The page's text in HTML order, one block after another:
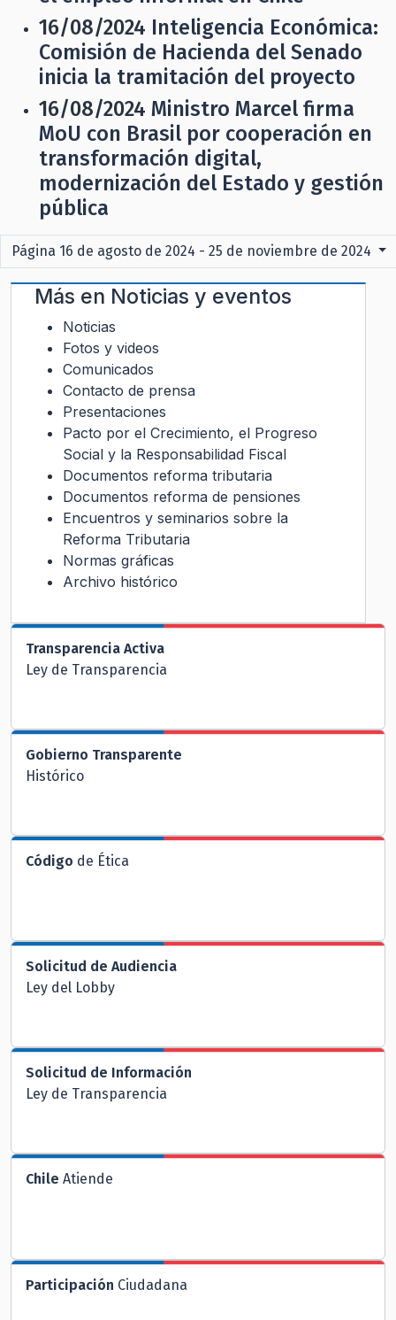
16/08/2024 Inteligencia Económica:
Comisión de Hacienda del Senado
inicia la tramitación del proyecto
16/08/2024 Ministro Marcel firma
MoU con Brasil por cooperación en
transformación digital,
modernización del Estado y gestión
pública
Página 16 de agosto de 2024 - 25 de noviembre de 2024
Más en Noticias y eventos
Noticias
Fotos y videos
Comunicados
Contacto de prensa
Presentaciones
Pacto por el Crecimiento, el Progreso
Social y la Responsabilidad Fiscal
Documentos reforma tributaria
Documentos reforma de pensiones
Encuentros y seminarios sobre la
Reforma Tributaria
Normas gráficas
Archivo histórico
Transparencia Activa
Ley de Transparencia
Gobierno Transparente
Histórico
Código de Ética
Solicitud de Audiencia
Ley del Lobby
Solicitud de Información
Ley de Transparencia
Chile Atiende
Participación Ciudadana